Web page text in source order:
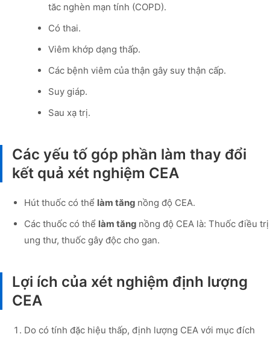
tăc nghèn mạn tính (COPD).
Có thai.
Viêm khớp dạng thấp.
Các bệnh viêm của thận gây suy thận cấp.
Suy giáp.
Sau xạ trị.
Các yếu tố góp phần làm thay đổi
kết quả xét nghiệm CEA
Hút thuốc có thể làm tăng nồng độ CEA.
Các thuốc có thể làm tăng nồng độ CEA là: Thuốc điều trị
ung thư, thuốc gây độc cho gan.
Lợi ích của xét nghiệm định lượng
CEA
Do có tính đặc hiệu thấp, định lượng CEA với mục đích